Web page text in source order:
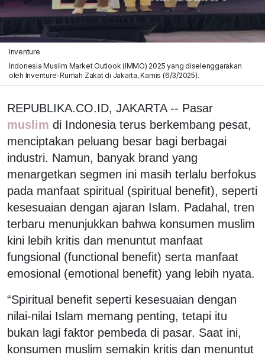
Inventure
Indonesia Muslim Market Outlook (IMMO) 2025 yang diselenggarakan
oleh Inventure-Rumah Zakat di Jakarta, Kamis (6/3/2025).
REPUBLIKA.CO.ID, JAKARTA -- Pasar
muslim di Indonesia terus berkembang pesat,
menciptakan peluang besar bagi berbagai
industri. Namun, banyak brand yang
menargetkan segmen ini masih terlalu berfokus
pada manfaat spiritual (spiritual benefit), seperti
kesesuaian dengan ajaran Islam. Padahal, tren
terbaru menunjukkan bahwa konsumen muslim
kini lebih kritis dan menuntut manfaat
fungsional (functional benefit) serta manfaat
emosional (emotional benefit) yang lebih nyata.
“Spiritual benefit seperti kesesuaian dengan
nilai-nilai Islam memang penting, tetapi itu
bukan lagi faktor pembeda di pasar. Saat ini,
konsumen muslim semakin kritis dan menuntut